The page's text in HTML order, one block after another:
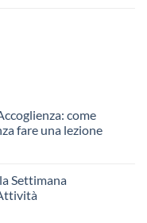
come
fare una lezione
Settimana